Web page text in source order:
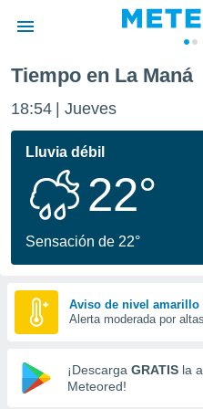
de
ha sido
para
que se
calidad.
a este
las
y
forma
digital
basada
Tiempo en La Maná
18:54 Jueves
Lluvia débil
22°
Sensación de 22°
Aviso de nivel amarillo
Alerta moderada por
¡Descarga GRATIS la
Meteored!